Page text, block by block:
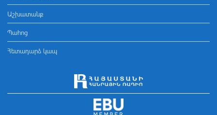
Աշխատանք
Պահոց
Հետադարձ կապ